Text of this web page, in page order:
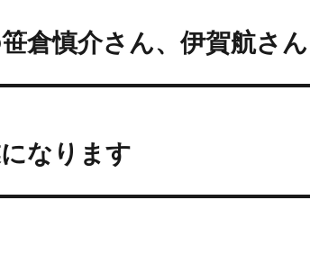
倉慎介さん、伊賀航さん
なります